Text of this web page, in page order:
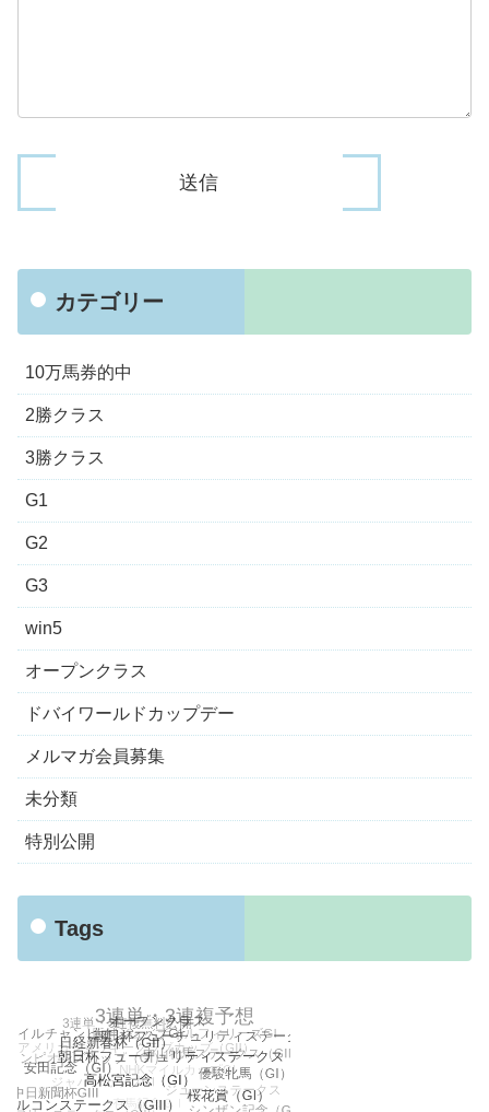
カテゴリー
10万馬券的中
2勝クラス
3勝クラス
G1
G2
G3
win5
オープンクラス
ドバイワールドカップデー
メルマガ会員募集
未分類
特別公開
Tags